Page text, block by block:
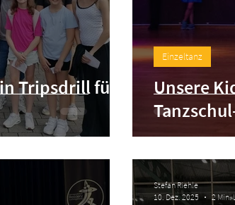
Tripsdrill für
Unsere
Einzeltanz
Stefan Riehle
10. Dez. 2025
2 Min.